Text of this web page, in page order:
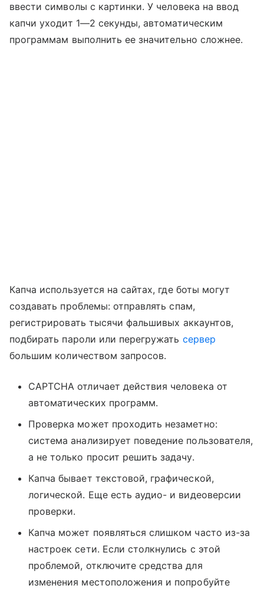
ввести символы с картинки. У человека на ввод
капчи уходит 1—2 секунды, автоматическим
программам выполнить ее значительно сложнее.
Капча используется на сайтах, где боты могут
создавать проблемы: отправлять спам,
регистрировать тысячи фальшивых аккаунтов,
подбирать пароли или перегружать сервер
большим количеством запросов.
CAPTCHA отличает действия человека от
автоматических программ.
Проверка может проходить незаметно:
система анализирует поведение пользователя,
а не только просит решить задачу.
Капча бывает текстовой, графической,
логической. Еще есть аудио- и видеоверсии
проверки.
Капча может появляться слишком часто из-за
настроек сети. Если столкнулись с этой
проблемой, отключите средства для
изменения местоположения и попробуйте